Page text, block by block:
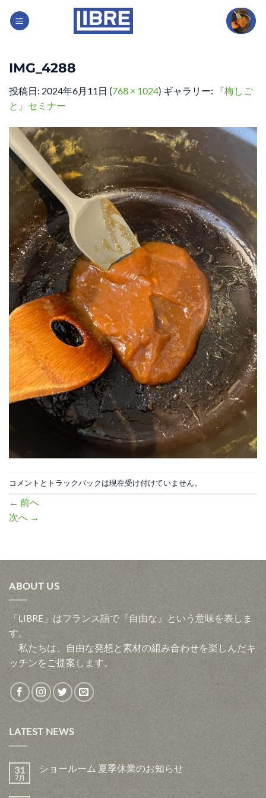
IMG_4288
投稿日: 2024年6月11日 (768 × 1024) ギャラリー:
『梅しご
と』セミナー
コメントとトラックバックは現在受け付けていません。
← 前へ
次へ →
ABOUT US
「LIBRE」はフランス語で『自由な』という意味を表しま
す。
私たちは、自由な発想と素材の組み合わせを楽しんだキ
ッチンをご提案します。
LATEST NEWS
31
7月
ショールーム 夏季休業のお知らせ